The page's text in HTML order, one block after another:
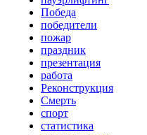
Победа
победители
пожар
праздник
презентация
работа
Реконструкция
Смерть
спорт
статистика